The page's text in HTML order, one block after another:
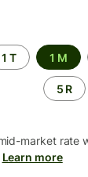
1 T 1 M
5 R
market rate
Learn more